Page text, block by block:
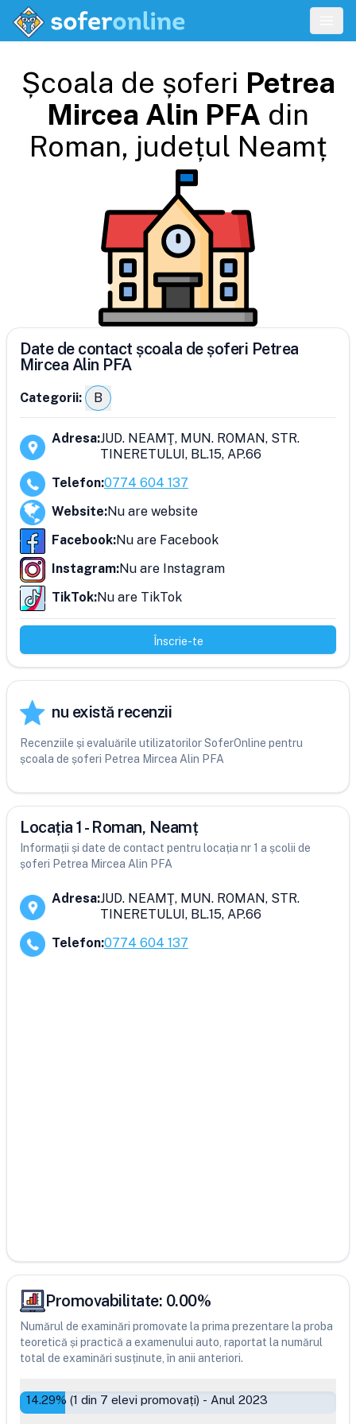
Școala de șoferi Petrea
Mircea Alin PFA din
Roman, județul Neamț
Date de contact școala de șoferi Petrea
Mircea Alin PFA
Categorii: B
Adresa:JUD. NEAMŢ, MUN. ROMAN, STR.
TINERETULUI, BL.15, AP.66
Telefon:0774 604 137
Website:Nu are website
Facebook:Nu are Facebook
Instagram:Nu are Instagram
TikTok:Nu are TikTok
Înscrie-te
nu există recenzii
Recenziile și evaluările utilizatorilor SoferOnline pentru
școala de șoferi Petrea Mircea Alin PFA
Locația 1 - Roman, Neamț
Informații și date de contact pentru locația nr 1 a școlii de
șoferi Petrea Mircea Alin PFA
Adresa:JUD. NEAMŢ, MUN. ROMAN, STR.
TINERETULUI, BL.15, AP.66
Telefon:0774 604 137
Promovabilitate: 0.00%
Numărul de examinări promovate la prima prezentare la proba
teoretică și practică a examenului auto, raportat la numărul
total de examinări susținute, în anii anteriori.
14.29% (1 din 7 elevi promovați) - Anul 2023